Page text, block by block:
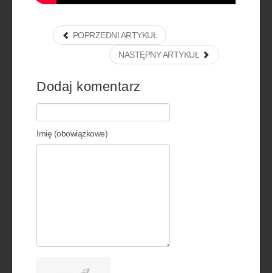
POPRZEDNI ARTYKUŁ
NASTĘPNY ARTYKUŁ
Dodaj komentarz
Imię (obowiązkowe)